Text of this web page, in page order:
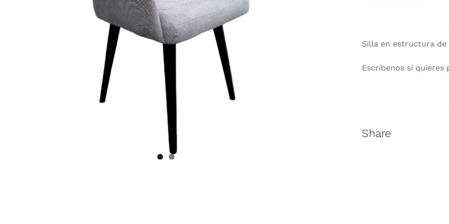
cantidad
Silla en estructura
Escríbenos si quieres
Share